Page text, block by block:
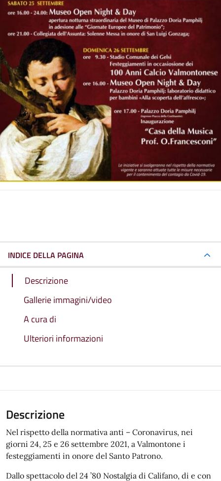
INDICE DELLA PAGINA
Descrizione
Gallerie immagini/video
A cura di
Ulteriori informazioni
Descrizione
Nel rispetto della normativa anti – Coronavirus, nei
giorni 24, 25 e 26 settembre 2021, a Valmontone i
festeggiamenti in onore del Santo Patrono.
Dallo spettacolo del 24 ’80 Nostalgia di Califano, di e con